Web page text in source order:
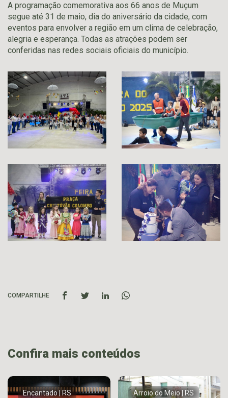
A programação comemorativa aos 66 anos de Muçum
segue até 31 de maio, dia do aniversário da cidade, com
eventos para envolver a região em um clima de celebração,
alegria e esperança. Todas as atrações podem ser
conferidas nas redes sociais oficiais do município.
COMPARTILHE
Confira mais conteúdos
Encantado | RS Arroio do Meio | RS